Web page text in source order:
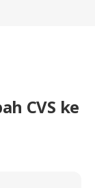
CVS ke